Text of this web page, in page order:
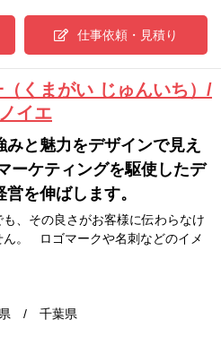
仕事依頼・見積り
くまがい じゅんいち）/
イエ
みと魅力をデザインで見え
ーケティングを駆使したデ
を伸ばします。
、その良さがお客様に伝わらなけ
。 ロゴマークや名刺などのイメ
/ 千葉県